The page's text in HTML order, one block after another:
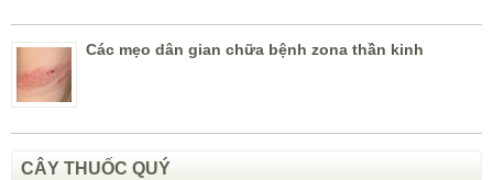
Các mẹo dân gian chữa bệnh zona thần kinh
CÂY THUỐC QUÝ